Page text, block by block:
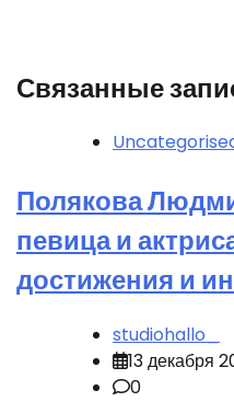
Связанные
Полякова
певица и
достижения и
studiohallo_
13 декабря
0